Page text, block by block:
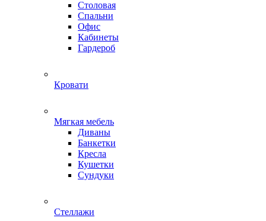
Столовая
Спальни
Офис
Кабинеты
Гардероб
Кровати
Мягкая мебель
Диваны
Банкетки
Кресла
Кушетки
Сундуки
Стеллажи